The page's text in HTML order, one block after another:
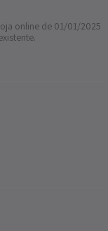
online de 01/01/2025